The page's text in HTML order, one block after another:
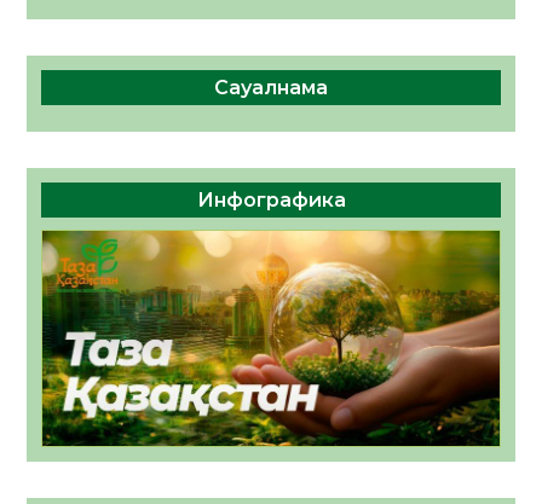
Сауалнама
Инфографика